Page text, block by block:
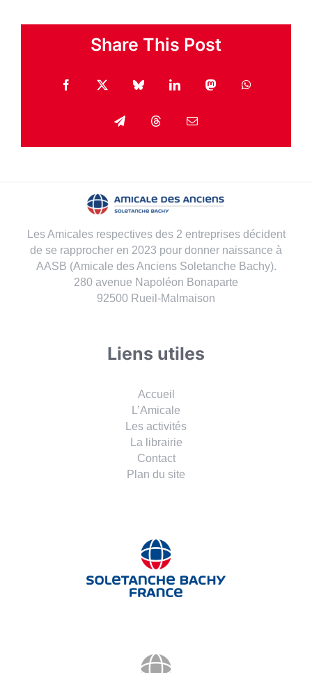
Share This Post
Facebook
X BlueskyLinkedInMastodonWhatsApp
TelegramThreadsEmail
Les Amicales respectives des 2 entreprises décident
de se rapprocher en 2023 pour donner naissance à
AASB (Amicale des Anciens Soletanche Bachy).
280 avenue Napoléon Bonaparte
92500 Rueil-Malmaison
Liens utiles
Accueil
L’Amicale
Les activités
La librairie
Contact
Plan du site